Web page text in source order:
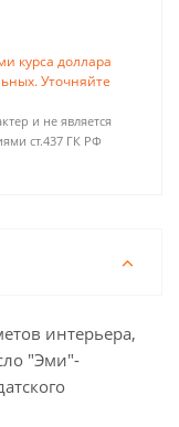
курса доллара
Уточняйте
и не является
ст.437 ГК РФ
интерьера,
"Эми"-